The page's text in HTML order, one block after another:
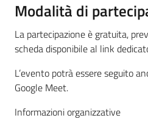
Modalità di
La partecipazione è gratuita,
scheda disponibile al link
L’evento potrà essere seguito
Google Meet.
Informazioni organizzative